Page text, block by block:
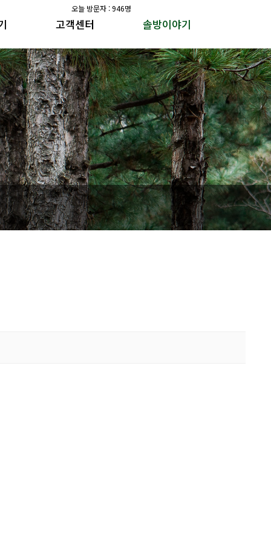
오늘 방문자 : 946명
고객센터 솔방이야기
공지사항
갤러리
수가솔방 방송일지
솔방지기 건강이야기
공지사항
수가솔방 방송일지
솔방지기 건강이야기